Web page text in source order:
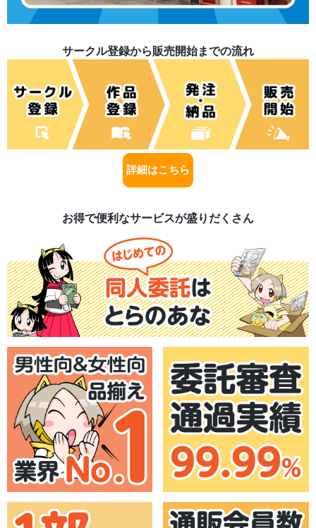
サークル登録から販売開始までの流れ
詳細はこちら
お得で便利なサービスが盛りだくさん